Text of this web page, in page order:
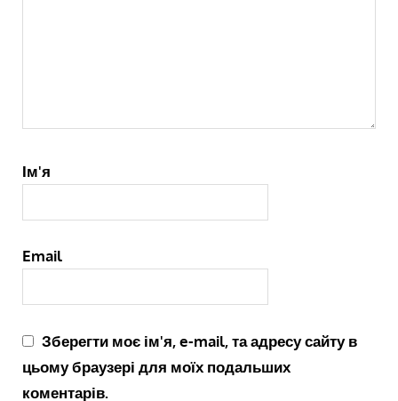
Ім'я
Email
Зберегти моє ім'я, e-mail, та адресу сайту в
цьому браузері для моїх подальших
коментарів.